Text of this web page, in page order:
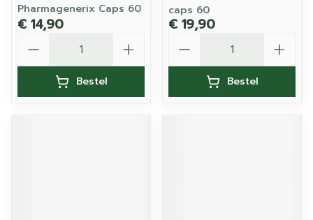
Pharmagenerix Caps 60
€ 14,90
Bestel
caps 60
€ 19,90
Bestel